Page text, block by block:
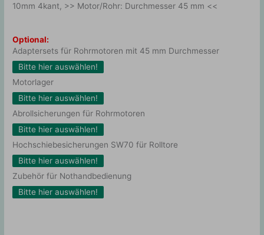
10mm 4kant, >> Motor/Rohr: Durchmesser 45 mm <<
Optional:
Adaptersets für Rohrmotoren mit 45 mm Durchmesser
Bitte hier auswählen!
Motorlager
Bitte hier auswählen!
Abrollsicherungen für Rohrmotoren
Bitte hier auswählen!
Hochschiebesicherungen SW70 für Rolltore
Bitte hier auswählen!
Zubehör für Nothandbedienung
Bitte hier auswählen!